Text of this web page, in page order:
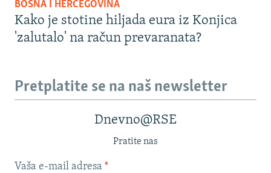
BOSNA I HERCEGOVINA
Kako je stotine hiljada eura iz Konjica
'zalutalo' na račun prevaranata?
Pretplatite se na naš newsletter
Dnevno@RSE
Pratite nas
Vaša e-mail adresa *